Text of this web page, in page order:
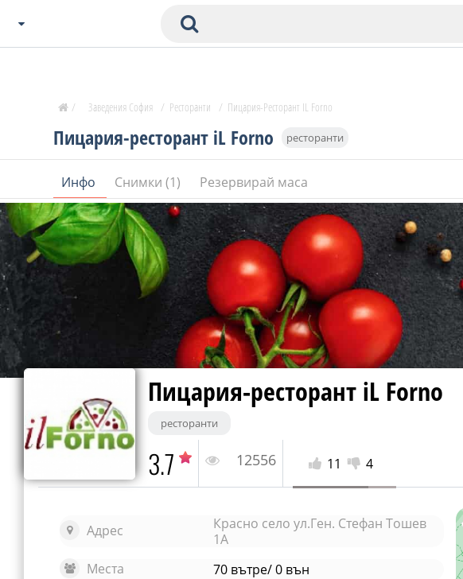
Пловдив
Бургас
В. Търново
Банско
Всички останали
СОФИЯ
Пловдив
Банско
Пицария-ресторант iL Forno ресторанти
Инфо Снимки (1) Резервирай маса
/ Заведения София / Ресторанти / Пицария-Ресторант IL Forno
Пицария-ресторант iL Forno
ресторанти
3.7 12556 11 4
Адрес
Красно село ул.Ген. Стефан Тошев
1А
Места
70 вътре/ 0 вън